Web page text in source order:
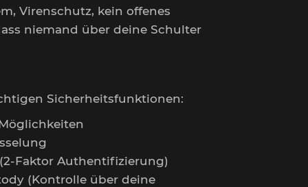
Virenschutz, kein offenes
niemand über deine Schulter
Sicherheitsfunktionen:
Faktor Authentifizierung)
(Kontrolle über deine